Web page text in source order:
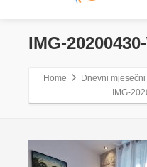
IMG-
Home
Dnevni
IMG-